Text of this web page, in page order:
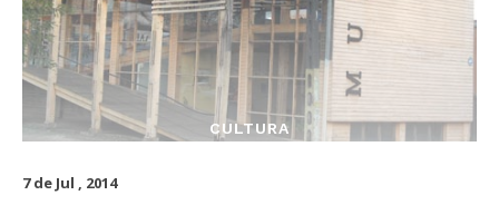
CULTURA
7 de Jul , 2014